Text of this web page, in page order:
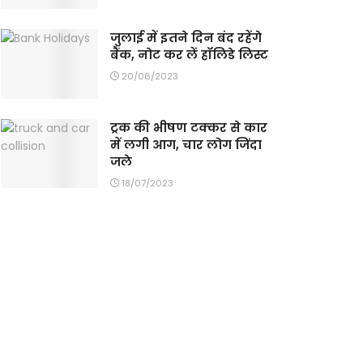
जुलाई में इतने दिन बंद रहेंगे
बैंक, नोट कर लें हॉलिडे लिस्ट
20/06/2023
ट्रक की भीषण टक्कर से कार
में लगी आग, चार लोग जिंदा
जले
18/07/2023